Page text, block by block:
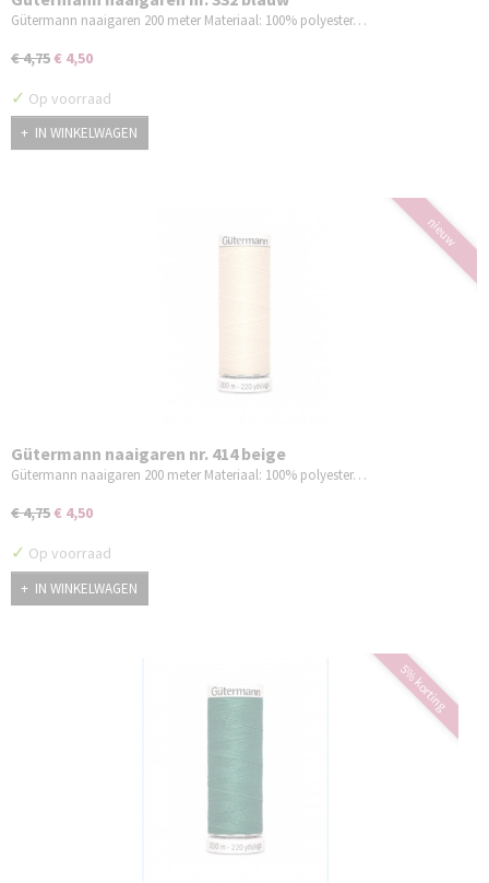
Gütermann naaigaren 200 meter Materiaal: 100% polyester…
€ 4,75€ 4,50
✓ Op voorraad
IN WINKELWAGEN
nieuw
Gütermann naaigaren nr. 414 beige
Gütermann naaigaren 200 meter Materiaal: 100% polyester…
€ 4,75€ 4,50
✓ Op voorraad
IN WINKELWAGEN
5% korting